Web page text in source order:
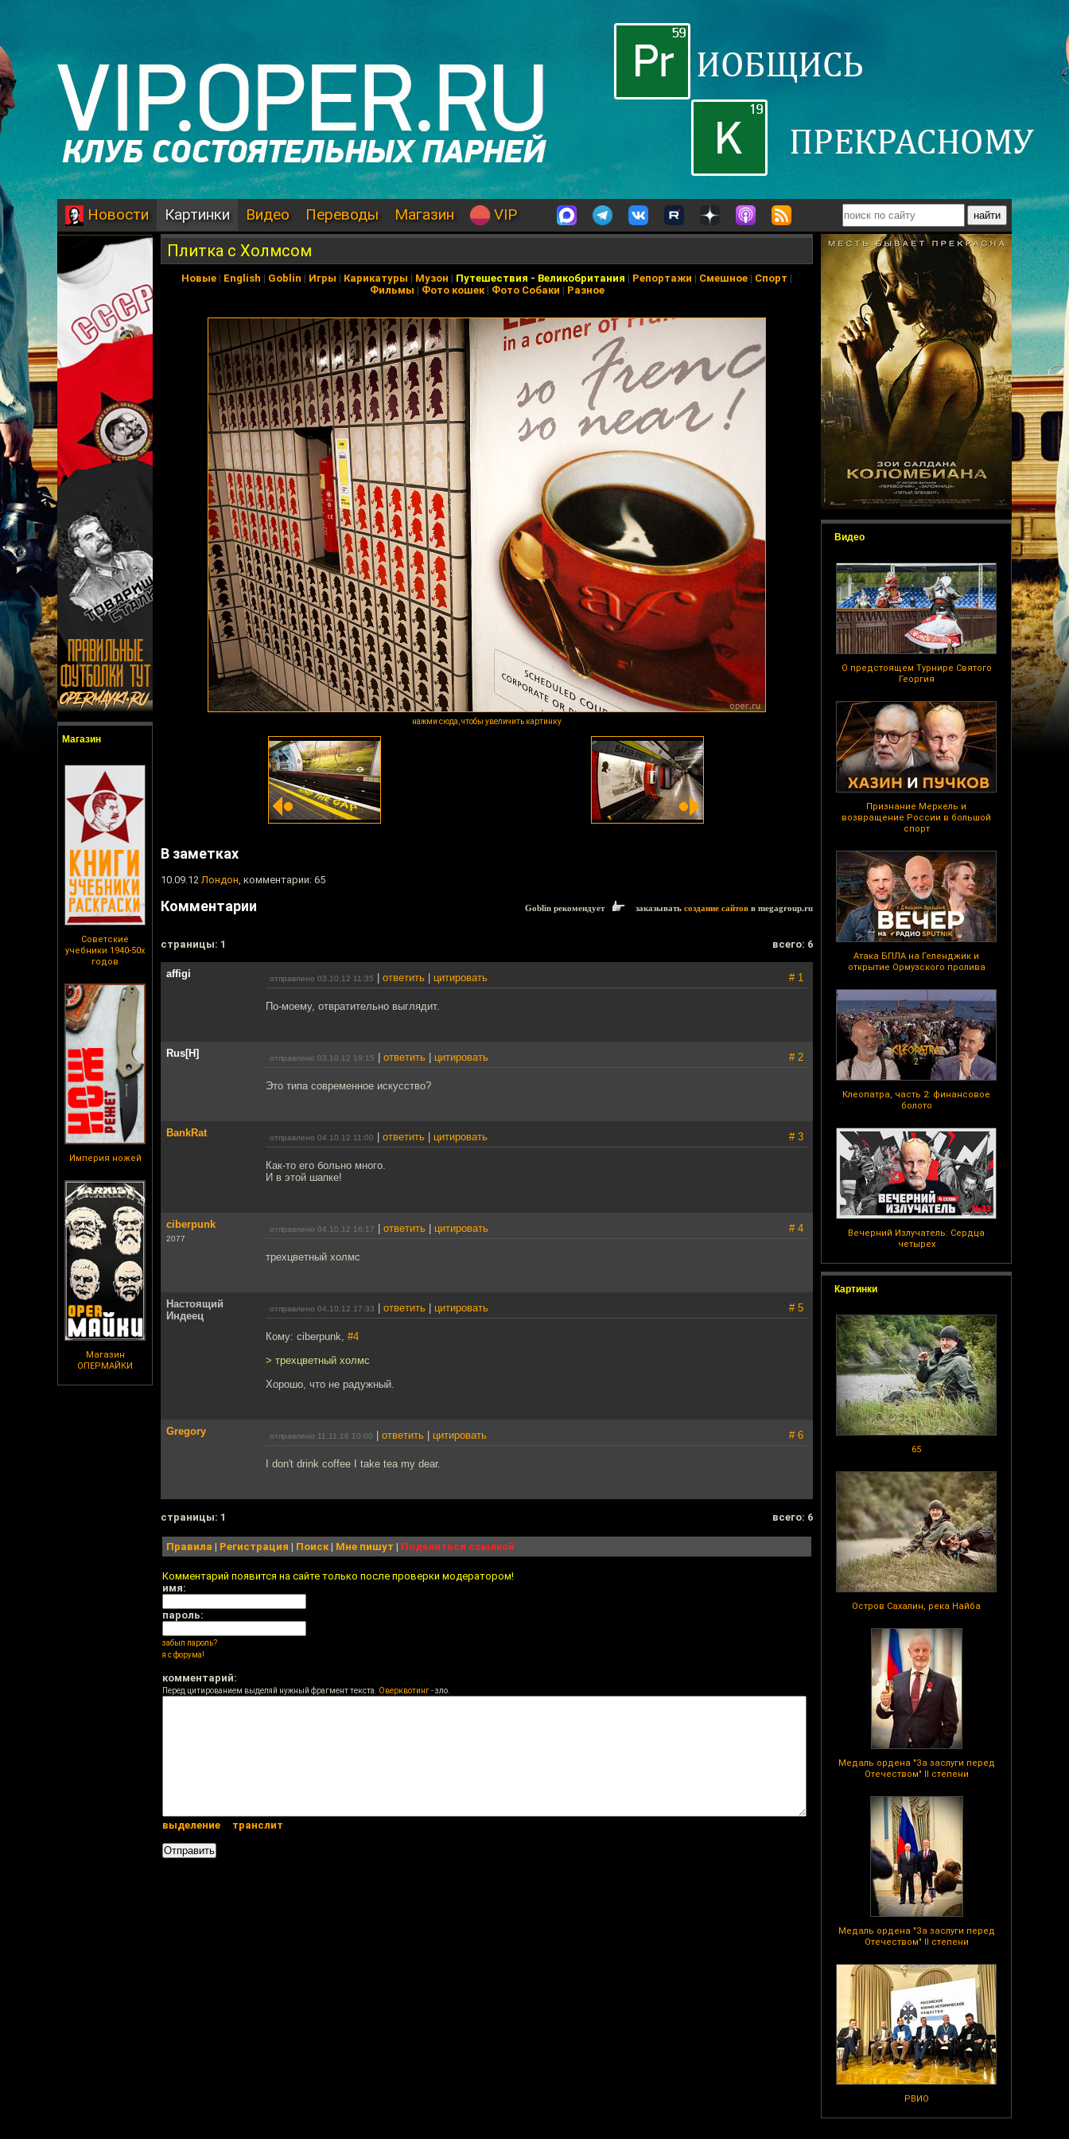
Новости Картинки Видео Переводы Магазин VIP
Магазин
Советские
учебники 1940-50х
годов
Империя ножей
Магазин
ОПЕРМАЙКИ
Видео
О предстоящем Турнире Святого
Георгия
Признание Меркель и
возвращение России в большой
спорт
Атака БПЛА на Геленджик и
открытие Ормузского пролива
Клеопатра, часть 2: финансовое
болото
Вечерний Излучатель: Сердца
четырех
Картинки
65
Остров Сахалин, река Найба
Медаль ордена "За заслуги перед
Отечеством" II степени
Медаль ордена "За заслуги перед
Отечеством" II степени
РВИО
Плитка с Холмсом
Новые | English | Goblin | Игры | Карикатуры | Музон | Путешествия - Великобритания | Репортажи | Смешное | Спорт |
Фильмы | Фото кошек| Фото Собаки | Разное
нажми сюда, чтобы увеличить картинку
В заметках
10.09.12 Лондон, комментарии: 65
Комментарии Goblin рекомендует заказывать создание сайтов в megagroup.ru
cтраницы: 1 всего: 6
affigi отправлено 03.10.12 11:35 ответить цитировать # 1
По-моему, отвратительно выглядит.
Rus[H] отправлено 03.10.12 19:15 ответить цитировать # 2
Это типа современное искусство?
BankRat отправлено 04.10.12 11:00 ответить цитировать # 3
Как-то его больно много.
И в этой шапке!
ciberpunk
2077
отправлено 04.10.12 16:17 ответить цитировать # 4
трехцветный холмс
Настоящий
Индеец
отправлено 04.10.12 17:33 ответить цитировать # 5
Кому: ciberpunk, #4
> трехцветный холмс
Хорошо, что не радужный.
Gregory отправлено 11.11.16 10:00 ответить цитировать # 6
I don't drink coffee I take tea my dear.
cтраницы: 1 всего: 6
Правила | Регистрация | Поиск| Мне пишут | Поделиться ссылкой
Комментарий появится на сайте только после проверки модератором!
имя:
пароль:
забыл пароль?
я с форума!
комментарий:
Перед цитированием выделяй нужный фрагмент текста. Оверквотинг- зло.
выделение транслит